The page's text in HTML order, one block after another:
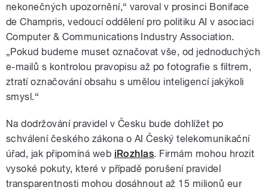
nekonečných upozornění,“ varoval v prosinci Boniface
de Champris, vedoucí oddělení pro politiku AI v asociaci
Computer & Communications Industry Association.
„Pokud budeme muset označovat vše, od jednoduchých
e-mailů s kontrolou pravopisu až po fotografie s filtrem,
ztratí označování obsahu s umělou inteligencí jakýkoli
smysl.“
Na dodržování pravidel v Česku bude dohlížet po
schválení českého zákona o AI Český telekomunikační
úřad, jak připomíná web iRozhlas. Firmám mohou hrozit
vysoké pokuty, které v případě porušení pravidel
transparentnosti mohou dosáhnout až 15 milionů eur